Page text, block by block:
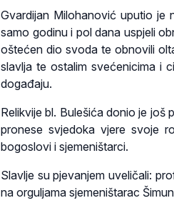
Gvardijan Milohanović uputio je
samo godinu i pol dana uspjeli
oštećen dio svoda te obnovili
slavlja te ostalim svećenicima i
događaju.
Relikvije bl. Bulešića donio je još
pronese svjedoka vjere svoje
bogoslovi i sjemeništarci.
Slavlje su pjevanjem uveličali:
na orguljama sjemeništarac